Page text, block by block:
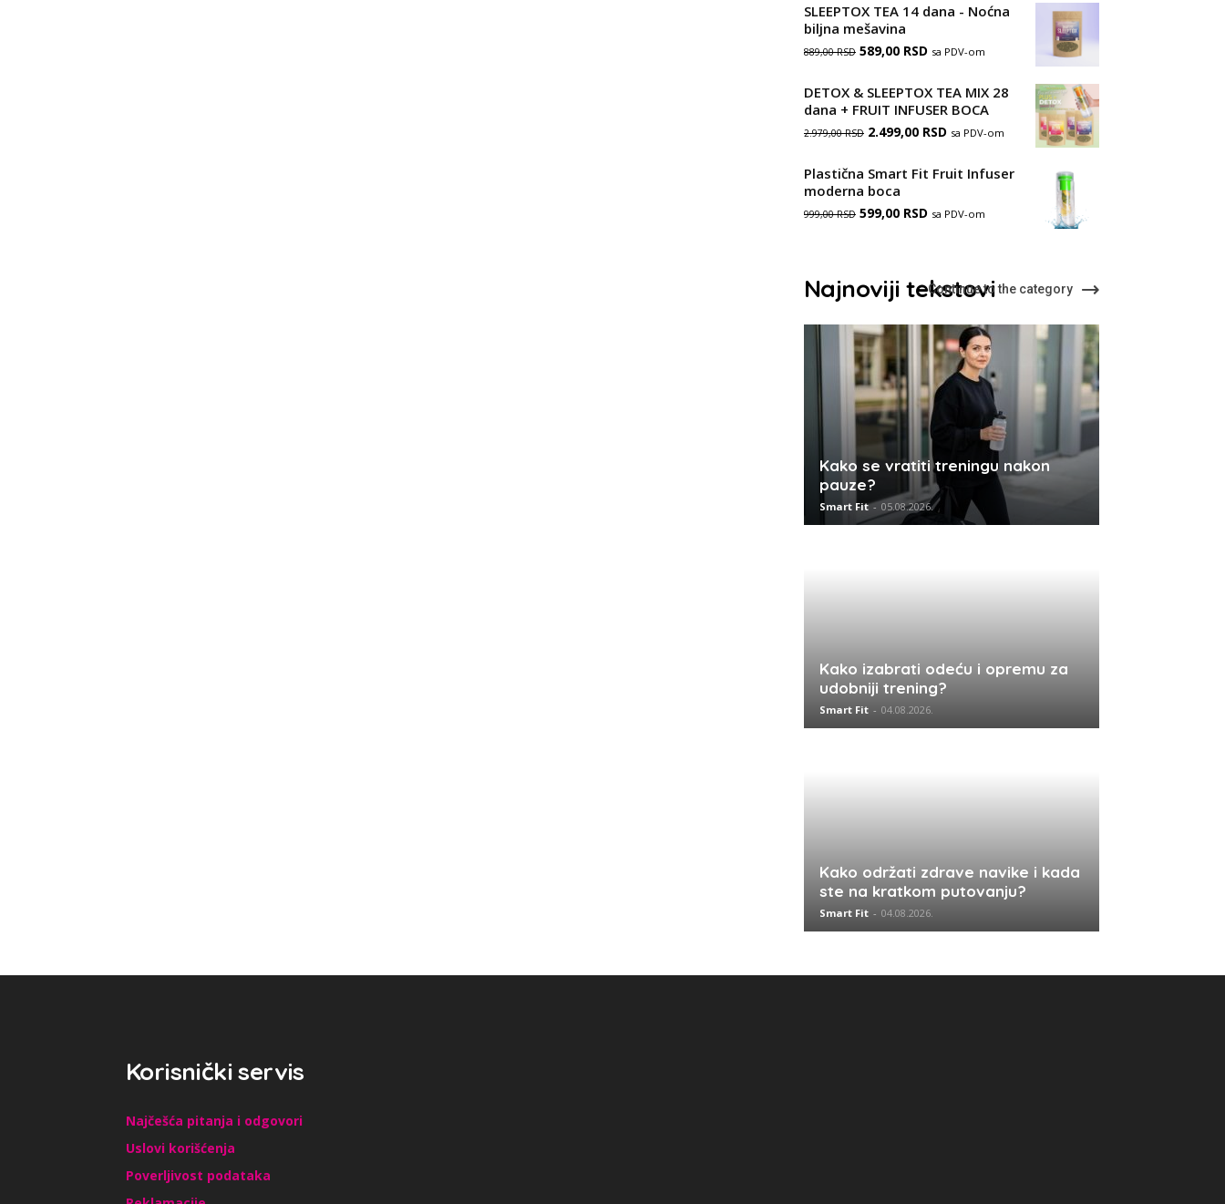
је
била:
989,00 RSD.
SLEEPTOX TEA 14 dana - Noćna
biljna mešavina
889,00RSD Оригинална
је
била:
589,00 RSD Тренутна
је:
589,00 RSD.
sa PDV-om
DETOX & SLEEPTOX TEA MIX 28
dana + FRUIT INFUSER BOCA
2.979,00RSD Оригинална
је
била:
2.499,00 RSD Тренутна
2.499,00 RSD.
sa PDV-om
Plastična Smart Fit Fruit Infuser
moderna boca
999,00RSD Оригинална
била:
999,00 RSD.
599,00 RSD Тренутна
599,00 RSD.
sa PDV-om
Najnoviji tekstoviContinue to the category
Kako se vratiti treningu nakon
pauze?
Smart Fit - 05.08.2026.
Kako izabrati odeću i opremu za
udobniji trening?
Smart Fit - 04.08.2026.
Kako održati zdrave navike i kada
ste na kratkom putovanju?
Smart Fit - 04.08.2026.
Korisnički servis
Najčešća pitanja i odgovori
Uslovi korišćenja
Poverljivost podataka